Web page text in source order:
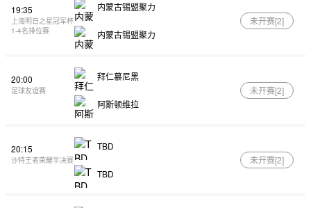
19:35
上海明日之星冠军杯
1-4名排位赛
内蒙古锡盟聚力
内蒙古锡盟聚力
未开赛[2]
20:00
足球友谊赛
拜仁慕尼黑
阿斯顿维拉
未开赛[2]
20:15
沙特王者荣耀半决赛
TBD
TBD
未开赛[2]